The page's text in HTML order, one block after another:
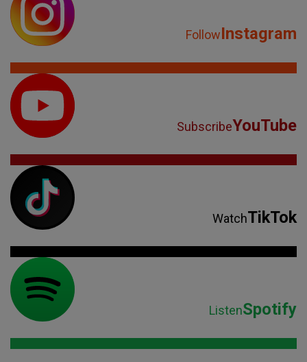
FollowInstagram
SubscribeYouTube
WatchTikTok
ListenSpotify